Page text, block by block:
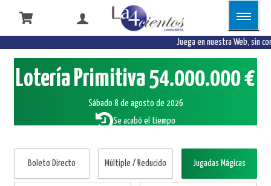
Juega en nuestra Web, sin
Lotería Primitiva54.000.000 €
Sábado 8 de agosto de 2026
Se acabó el tiempo
Boleto Directo Múltiple / Reducido Jugadas Mágicas